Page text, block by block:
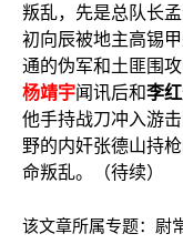
叛乱，先是总队长
初向辰被地主高锡
通的伪军和土匪围
杨靖宇闻讯后和李
他手持战刀冲入游
野的内奸张德山持
命叛乱。（待续）
该文章所属专题： 尉